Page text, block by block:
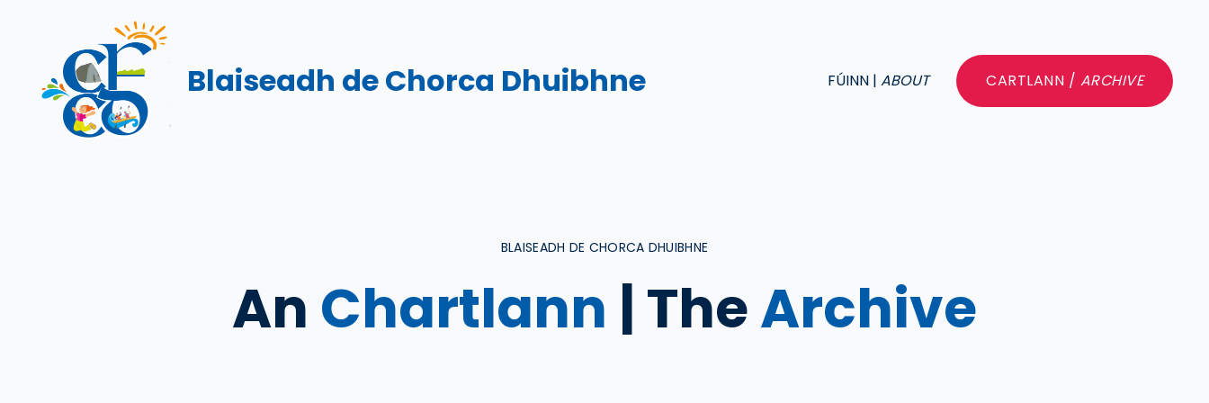
Blaiseadh de Chorca Dhuibhne FÚINN | ABOUT CARTLANN / ARCHIVE
BLAISEADH DE CHORCA DHUIBHNE
An Chartlann | TheArchive